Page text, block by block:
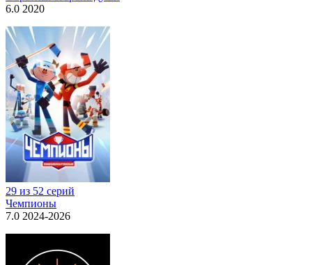
6.0 2020
29 из 52 серий
Чемпионы
7.0 2024-2026